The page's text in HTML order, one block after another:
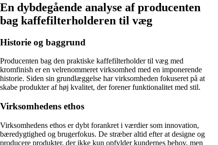
En dybdegående analyse af producenten
bag kaffefilterholderen til væg
Historie og baggrund
Producenten bag den praktiske kaffefilterholder til væg med
kromfinish er en velrenommeret virksomhed med en imponerende
historie. Siden sin grundlæggelse har virksomheden fokuseret på at
skabe produkter af høj kvalitet, der forener funktionalitet med stil.
Virksomhedens ethos
Virksomhedens ethos er dybt forankret i værdier som innovation,
bæredygtighed og brugerfokus. De stræber altid efter at designe og
producere produkter, der ikke kun opfylder kundernes behov, men